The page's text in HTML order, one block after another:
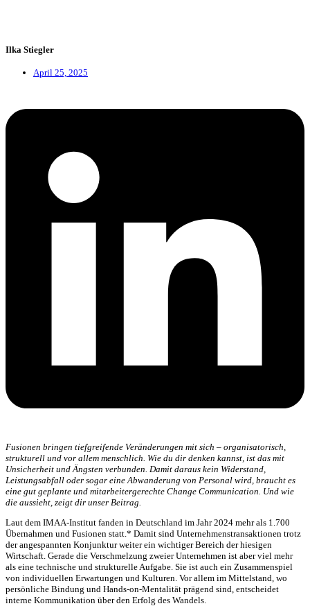
Ilka Stiegler
April 25, 2025
Fusionen bringen tiefgreifende Veränderungen mit sich – organisatorisch,
strukturell und vor allem menschlich. Wie du dir denken kannst, ist das mit
Unsicherheit und Ängsten verbunden. Damit daraus kein Widerstand,
Leistungsabfall oder sogar eine Abwanderung von Personal wird, braucht es
eine gut geplante und mitarbeitergerechte Change Communication. Und wie
die aussieht, zeigt dir unser Beitrag.
Laut dem IMAA-Institut fanden in Deutschland im Jahr 2024 mehr als 1.700
Übernahmen und Fusionen statt.* Damit sind Unternehmenstransaktionen trotz
der angespannten Konjunktur weiter ein wichtiger Bereich der hiesigen
Wirtschaft. Gerade die Verschmelzung zweier Unternehmen ist aber viel mehr
als eine technische und strukturelle Aufgabe. Sie ist auch ein Zusammenspiel
von individuellen Erwartungen und Kulturen. Vor allem im Mittelstand, wo
persönliche Bindung und Hands-on-Mentalität prägend sind, entscheidet
interne Kommunikation über den Erfolg des Wandels.